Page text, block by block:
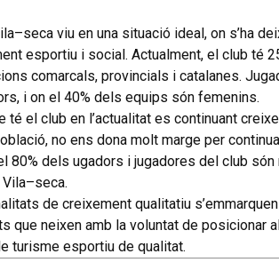
–seca viu en una situació ideal, on s’ha
esportiu i social. Actualment, el club té
comarcals, provincials i catalanes.
i on el 40% dels equips són femenins.
té el club en l’actualitat es continuant
no ens dona molt marge per
80% dels ugadors i jugadores del club són
Vila–seca.
de creixement qualitatiu s’emmarquen
que neixen amb la voluntat de posicionar
turisme esportiu de qualitat.